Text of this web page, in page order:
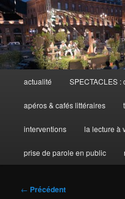
principal
actualité SPECTACLES :
apéros & cafés littéraires
interventions la lecture à
prise de parole en public
Navigation
← Précédent